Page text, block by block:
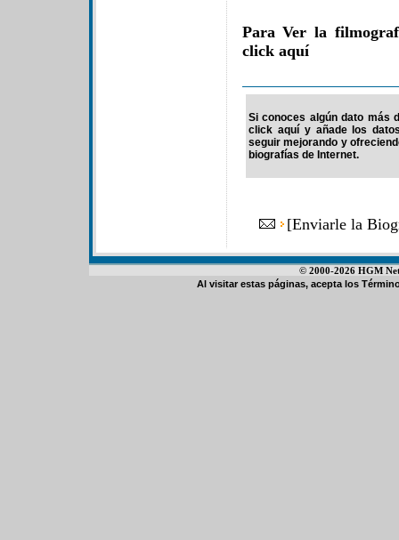
Para Ver la
click aquí
Si conoces algún dato más
click aquí y añade los
seguir mejorando y
biografías de Internet.
[Enviarle la
© 2000-2026 HGM
Al visitar estas páginas, acepta los